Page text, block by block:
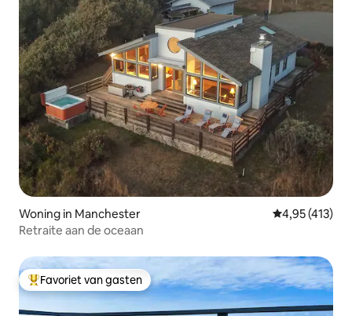
Woning in Manchester Gemiddelde
4,95 (413)
Retraite aan de oceaan
Topfavoriet van gasten
Favoriet van gasten